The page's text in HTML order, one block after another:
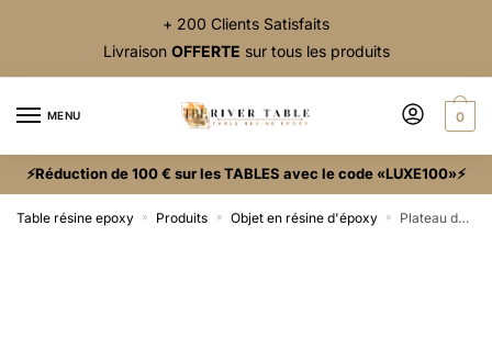
+ 200 Clients Satisfaits
Livraison OFFERTE sur tous les produits
MENU 0
⚡Réduction de 100 € sur les TABLES avec le code «LUXE100»⚡
Table résine epoxy » Produits » Objet en résine d'époxy » Plateau de service en époxy bleu nuit